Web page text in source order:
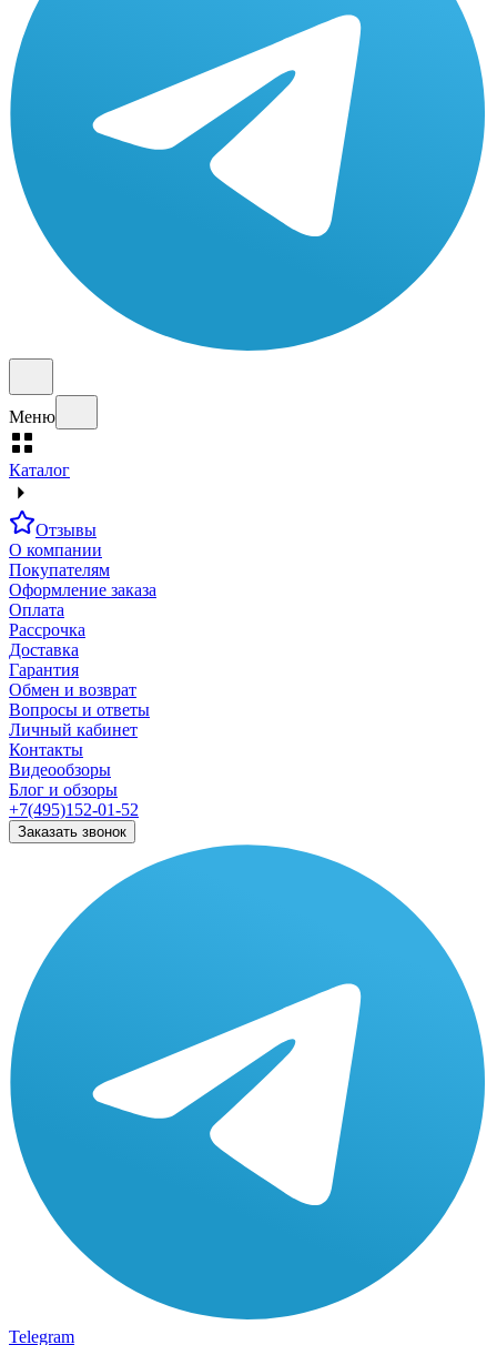
Меню
Каталог
Отзывы
О компании
Покупателям
Оформление заказа
Оплата
Рассрочка
Доставка
Гарантия
Обмен и возврат
Вопросы и ответы
Личный кабинет
Контакты
Видеообзоры
Блог и обзоры
+7(495)152-01-52
Заказать звонок
Telegram